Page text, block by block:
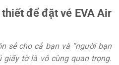
để đặt vé EVA Air
sẻ cho cả bạn và “người bạn
giấy tờ là vô cùng quan trọng.